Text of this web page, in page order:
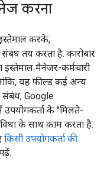
करना
करके,
तय करता है. कारोबार
मैनेजर-कर्मचारी
यह फ़ील्ड कई अन्य
संबंध, Google
के "मिलते-
के साथ काम करता है.
किसी उपयोगकर्ता की